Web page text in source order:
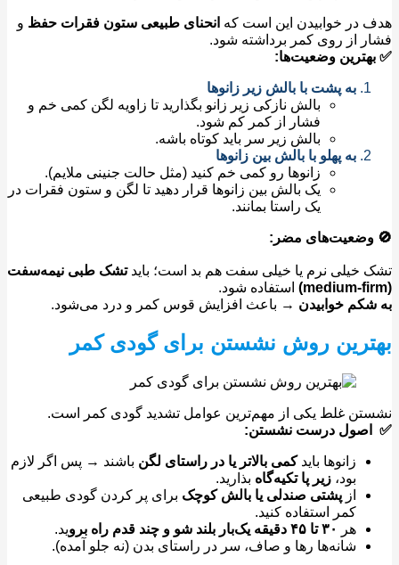
در خوابیدن این است کهانحنای طبیعی ستون فقرات حفظو
از روی کمر برداشته شود.
وضعیت‌ها:
به پشت با بالش زیر زانوها
بالش نازکی زیر زانو بگذارید تا زاویه لگن کمی خم و
فشار از کمر کم شود.
بالش زیر سر باید کوتاه باشه.
به پهلو با بالش بین زانوها
زانوها رو کمی خم کنید (مثل حالت جنینی ملایم).
یک بالش بین زانوها قرار دهید تا لگن و ستون فقرات در
یک راستا بمانند.
مضر:
خیلی نرم یا خیلی سفت هم بد است؛ بایدتشک طبی نیمه‌سفت
استفاده شود.
خوابیدن → باعث افزایش قوس کمر و درد می‌شود.
روش نشستن برای گودی کمر
غلط یکی از مهم‌ترین عوامل تشدید گودی کمر است.
درست نشستن:
زانوها بایدکمی بالاتر یا در راستای لگنباشند → پس اگر لازم
زیر پا تکیه‌گاهبذارید.
پشتی صندلی یا بالش کوچکبرای پر کردن گودی طبیعی
کمر استفاده کنید.
هر ۳۰ تا ۴۵دقیقه یک‌بار بلند شو و چند قدم راه بروید.
شانه‌ها رها و صاف، سر در راستای بدن (نه جلو آمده).